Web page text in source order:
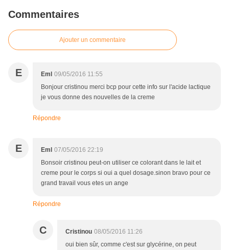
Commentaires
Ajouter un commentaire
E Eml 09/05/2016 11:55
Bonjour cristinou merci bcp pour cette info sur l'acide lactique
je vous donne des nouvelles de la creme
Répondre
E Eml 07/05/2016 22:19
Bonsoir cristinou peut-on utiliser ce colorant dans le lait et
creme pour le corps si oui a quel dosage.sinon bravo pour ce
grand travail vous etes un ange
Répondre
C Cristinou 08/05/2016 11:26
oui bien sûr, comme c'est sur glycérine, on peut